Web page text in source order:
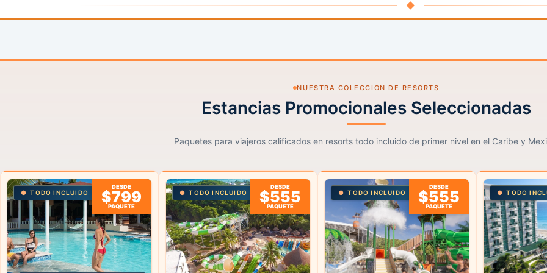
◆
NUESTRA COLECCION DE RESORTS
Estancias Promocionales Seleccionadas
Paquetes para viajeros calificados en resorts todo incluido de primer nivel en el Caribe y
TODO INCLUIDO
DESDE
$799
PAQUETE
TODO INCLUIDO
DESDE
$555
PAQUETE
TODO INCLUIDO
DESDE
$555
PAQUETE
TODO